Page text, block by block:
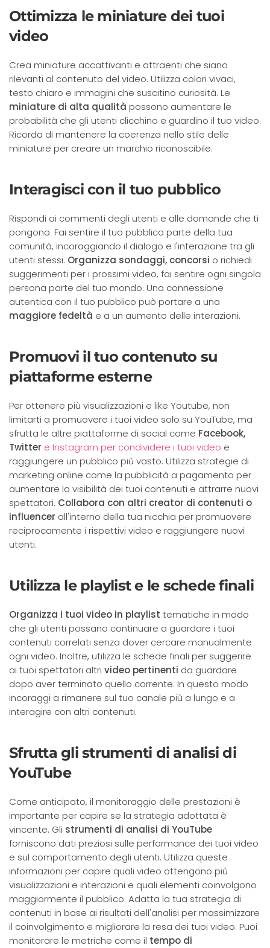
Ottimizza le miniature dei tuoi
video
Crea miniature accattivanti e attraenti che siano
rilevanti al contenuto del video. Utilizza colori vivaci,
testo chiaro e immagini che suscitino curiosità. Le
miniature di alta qualità possono aumentare le
probabilità che gli utenti clicchino e guardino il tuo video.
Ricorda di mantenere la coerenza nello stile delle
miniature per creare un marchio riconoscibile.
Interagisci con il tuo pubblico
Rispondi ai commenti degli utenti e alle domande che ti
pongono. Fai sentire il tuo pubblico parte della tua
comunità, incoraggiando il dialogo e l'interazione tra gli
utenti stessi. Organizza sondaggi, concorsi o richiedi
suggerimenti per i prossimi video, fai sentire ogni singola
persona parte del tuo mondo. Una connessione
autentica con il tuo pubblico può portare a una
maggiore fedeltà e a un aumento delle interazioni.
Promuovi il tuo contenuto su
piattaforme esterne
Per ottenere più visualizzazioni e like Youtube, non
limitarti a promuovere i tuoi video solo su YouTube, ma
sfrutta le altre piattaforme di social come Facebook,
Twitter e Instagram per condividere i tuoi video e
raggiungere un pubblico più vasto. Utilizza strategie di
marketing online come la pubblicità a pagamento per
aumentare la visibilità dei tuoi contenuti e attrarre nuovi
spettatori. Collabora con altri creator di contenuti o
influencer all'interno della tua nicchia per promuovere
reciprocamente i rispettivi video e raggiungere nuovi
utenti.
Utilizza le playlist e le schede finali
Organizza i tuoi video in playlist tematiche in modo
che gli utenti possano continuare a guardare i tuoi
contenuti correlati senza dover cercare manualmente
ogni video. Inoltre, utilizza le schede finali per suggerire
ai tuoi spettatori altri video pertinenti da guardare
dopo aver terminato quello corrente. In questo modo
incoraggi a rimanere sul tuo canale più a lungo e a
interagire con altri contenuti.
Sfrutta gli strumenti di analisi di
YouTube
Come anticipato, il monitoraggio delle prestazioni è
importante per capire se la strategia adottata è
vincente. Gli strumenti di analisi di YouTube
forniscono dati preziosi sulle performance dei tuoi video
e sul comportamento degli utenti. Utilizza queste
informazioni per capire quali video ottengono più
visualizzazioni e interazioni e quali elementi coinvolgono
maggiormente il pubblico. Adatta la tua strategia di
contenuti in base ai risultati dell'analisi per massimizzare
il coinvolgimento e migliorare la resa dei tuoi video. Puoi
monitorare le metriche come il tempo di